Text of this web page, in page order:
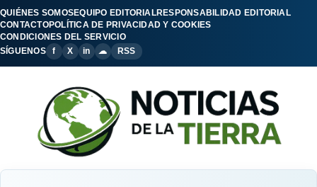
QUIÉNES SOMOSEQUIPO EDITORIALRESPONSABILIDAD EDITORIAL
CONTACTOPOLÍTICA DE PRIVACIDAD Y COOKIES
CONDICIONES DEL SERVICIO
SÍGUENOS
f X in ☁ RSS